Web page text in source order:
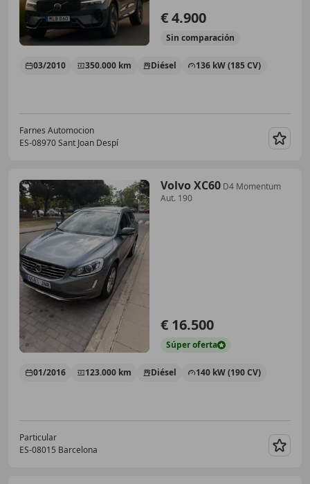
€ 4.900
Sin comparación
03/2010 350.000 km Diésel 136 kW (185 CV)
Farnes Automocion
ES-08970 Sant Joan Despí
Volvo XC60 D4 Momentum
Aut. 190
€ 16.500
Súperoferta
01/2016 123.000 km Diésel 140 kW (190 CV)
Particular
ES-08015 Barcelona